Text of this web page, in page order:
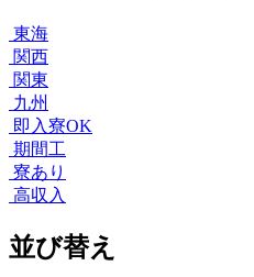
東海
関西
関東
九州
即入寮OK
期間工
寮あり
高収入
並び替え